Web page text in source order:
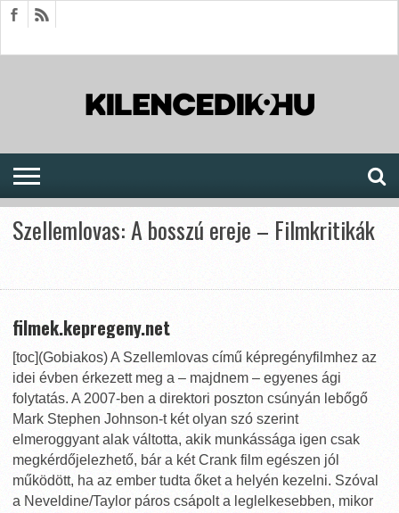
Szellemlovas: A bosszú ereje – Filmkritikák
filmek.kepregeny.net
[toc](Gobiakos) A Szellemlovas című képregényfilmhez az
idei évben érkezett meg a – majdnem – egyenes ági
folytatás. A 2007-ben a direktori poszton csúnyán lebőgő
Mark Stephen Johnson-t két olyan szó szerint
elmeroggyant alak váltotta, akik munkássága igen csak
megkérdőjelezhető, bár a két Crank film egészen jól
működött, ha az ember tudta őket a helyén kezelni. Szóval
a Neveldine/Taylor páros csápolt a leglelkesebben, mikor